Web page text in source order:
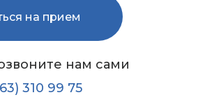
на прием
нам сами
310 99 75